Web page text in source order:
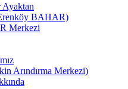
Ayaktan
BAHAR)
Merkezi
Arındırma Merkezi)